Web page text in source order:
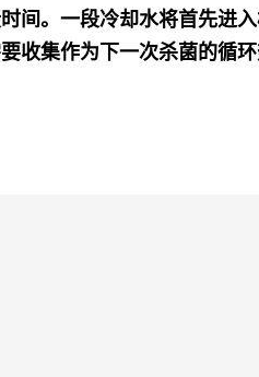
间。一段冷却水将首先进
收集作为下一次杀菌的循